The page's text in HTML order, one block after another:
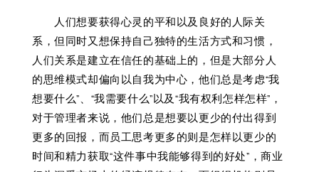
人们想要获得心灵的平和以及良好的人际关
系，但同时又想保持自己独特的生活方式和习惯，
人们关系是建立在信任的基础上的，但是大部分人
的思维模式却偏向以自我为中心，他们总是考虑“我
想要什么”、“我需要什么”以及“我有权利怎样怎样”，
对于管理者来说，他们总是想要以更少的付出得到
更多的回报，而员工思考更多的则是怎样以更少的
时间和精力获取“这件事中我能够得到的好处”，商业